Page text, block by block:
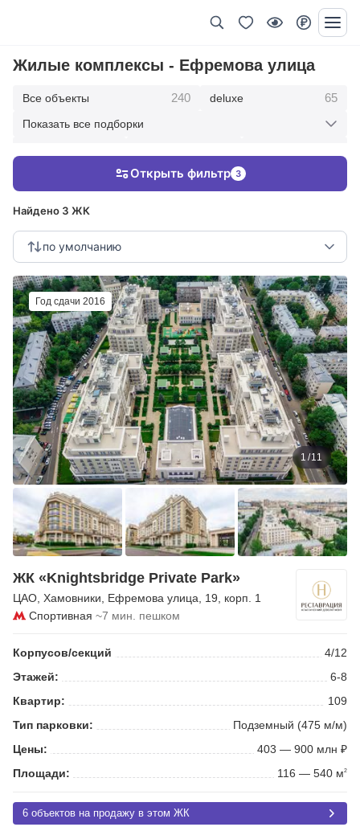
Жилые комплексы - Ефремова улица
Все объекты 240 deluxe 65
123 клубные дома
Показать все подборки
Найдено 3 ЖК
по умолчанию
Открыть фильтр 3
Год сдачи 2016
1/11
ЖК «Knightsbridge Private Park»
ЦАО Хамовники Ефремова улица , 19, корп. 1
Спортивная ~7 мин. пешком
Корпусов/секций
4/12
Этажей:
6-8
Квартир:
109
Тип парковки:
Подземный (475 м/м)
Цены:
403 — 900 млн ₽
Площади:
116 — 540 м2
6 объектов на продажу в этом ЖК